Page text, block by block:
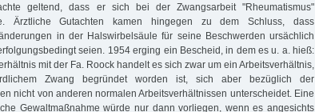
geltend, dass er sich bei der Zwangsarbeit "Rheumatismus"
Ärztliche Gutachten kamen hingegen zu dem Schluss, dass
in der Halswirbelsäule für seine Beschwerden ursächlich
seien. 1954 erging ein Bescheid, in dem es u. a. hieß:
mit der Fa. Roock handelt es sich zwar um ein Arbeitsverhältnis,
Zwang begründet worden ist, sich aber bezüglich der
nicht von anderen normalen Arbeitsverhältnissen unterscheidet. Eine
Gewaltmaßnahme würde nur dann vorliegen, wenn es angesichts